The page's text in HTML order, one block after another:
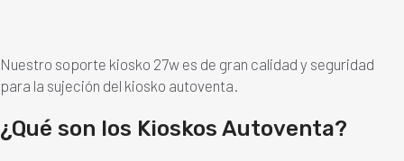
Nuestro soporte kiosko 27w es de gran calidad y seguridad
para la sujeción del kiosko autoventa.
¿Qué son los Kioskos Autoventa?